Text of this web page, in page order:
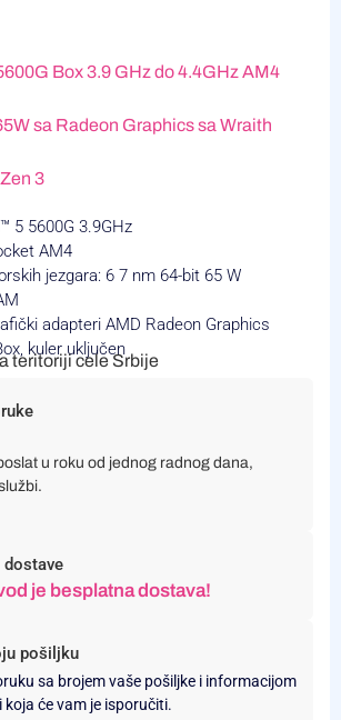
Box 3.9 GHz do 4.4GHz AM4
sa Radeon Graphics sa Wraith
3
5 5600G 3.9GHz
AM4
jezgara: 6 7 nm 64-bit 65 W
adapteri AMD Radeon Graphics
kuler uključen
teritoriji cele Srbije
u roku od jednog radnog dana,
je besplatna dostava!
pošiljku
sa brojem vaše pošiljke i informacijom
će vam je isporučiti.